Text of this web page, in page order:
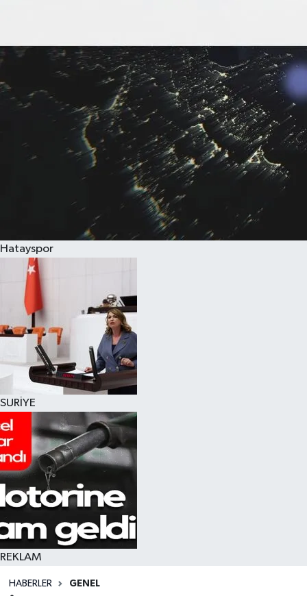
Hatayspor
SURİYE
REKLAM
HABERLER GENEL